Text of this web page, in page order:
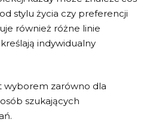
stylu życia czy preferencji
również różne linie
indywidualny
wyborem zarówno dla
szukających